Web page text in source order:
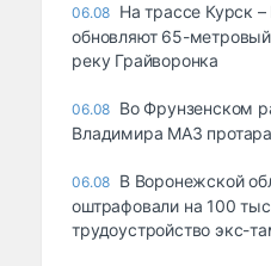
06.08 На трассе Курск
обновляют 65-
реку Грайворонка
06.08 Во Фрунзенском
Владимира МАЗ
06.08 В Воронежской
оштрафовали на 100
трудоустройство экс-